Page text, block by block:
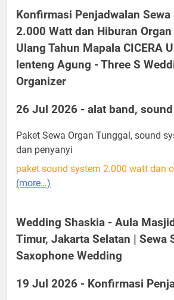
Konfirmasi Penjadwalan
2.000 Watt dan Hiburan
Ulang Tahun Mapala CICERA
lenteng Agung - Three S
Organizer
26 Jul 2026 - alat band,
Paket Sewa Organ Tunggal, sound
dan penyanyi
paket sound system 2.000 watt dan
(more…)
Wedding Shaskia - Aula
Timur, Jakarta Selatan | Sewa
Saxophone Wedding
19 Jul 2026 - Konfirmasi